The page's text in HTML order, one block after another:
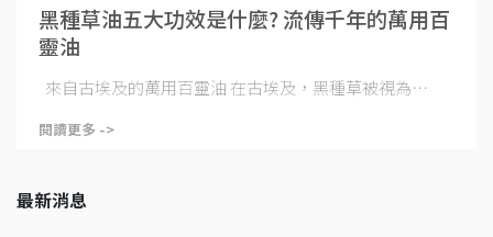
黑種草油五大功效是什麼? 流傳千年的萬用百
靈油
來自古埃及的萬用百靈油 在古埃及，黑種草被視為⋯
閱讀更多 ->
最新消息